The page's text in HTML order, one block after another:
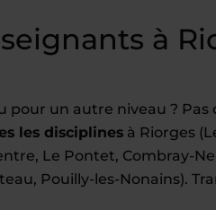
à
pour un autre niveau ? Pas
les disciplines à Riorges
Le Pontet, Combray-
Pouilly-les-Nonains).